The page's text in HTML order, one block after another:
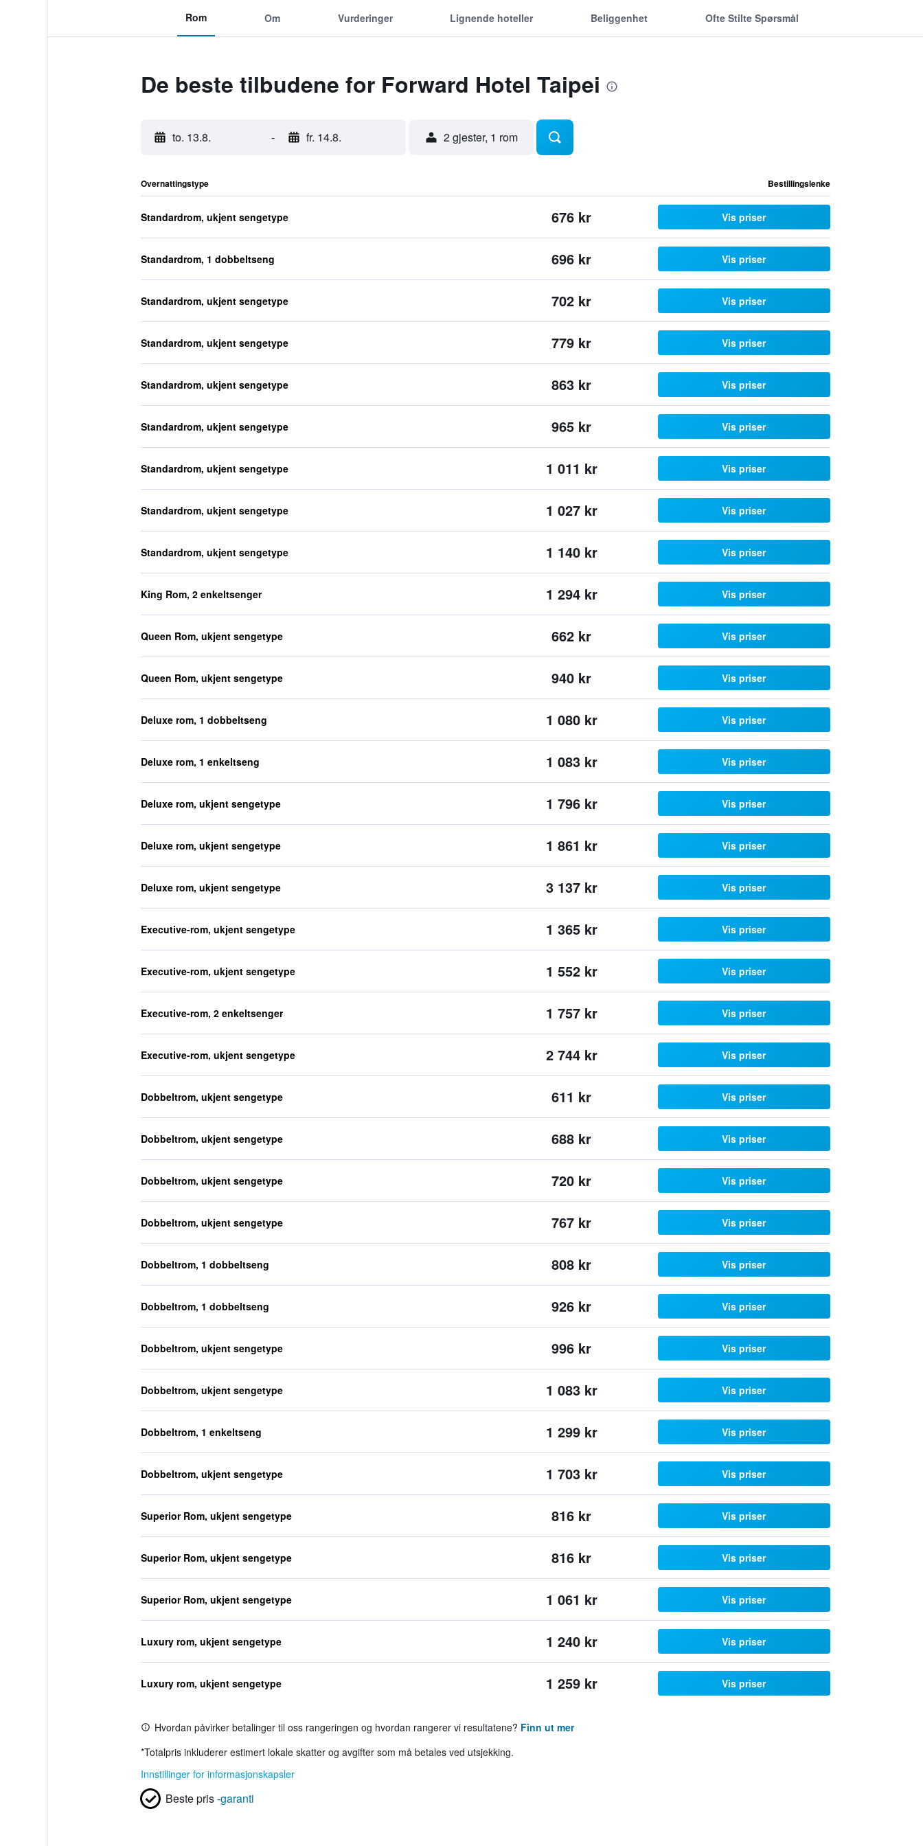
Rom Om Vurderinger Lignende hoteller Beliggenhet Ofte Stilte Spørsmål
De beste tilbudene for Forward Hotel Taipei
to. 13.8. - fr. 14.8. 2 gjester, 1 rom
Overnattingstype Bestillingslenke
Standardrom, ukjent sengetype 676 kr Vis priser
Standardrom, 1 dobbeltseng 696 kr Vis priser
Standardrom, ukjent sengetype 702 kr Vis priser
Standardrom, ukjent sengetype 779 kr Vis priser
Standardrom, ukjent sengetype 863 kr Vis priser
Standardrom, ukjent sengetype 965 kr Vis priser
Standardrom, ukjent sengetype 1 011 kr Vis priser
Standardrom, ukjent sengetype 1 027 kr Vis priser
Standardrom, ukjent sengetype 1 140 kr Vis priser
King Rom, 2 enkeltsenger 1 294 kr Vis priser
Queen Rom, ukjent sengetype 662 kr Vis priser
Queen Rom, ukjent sengetype 940 kr Vis priser
Deluxe rom, 1 dobbeltseng 1 080 kr Vis priser
Deluxe rom, 1 enkeltseng 1 083 kr Vis priser
Deluxe rom, ukjent sengetype 1 796 kr Vis priser
Deluxe rom, ukjent sengetype 1 861 kr Vis priser
Deluxe rom, ukjent sengetype 3 137 kr Vis priser
Executive-rom, ukjent sengetype 1 365 kr Vis priser
Executive-rom, ukjent sengetype 1 552 kr Vis priser
Executive-rom, 2 enkeltsenger 1 757 kr Vis priser
Executive-rom, ukjent sengetype 2 744 kr Vis priser
Dobbeltrom, ukjent sengetype 611 kr Vis priser
Dobbeltrom, ukjent sengetype 688 kr Vis priser
Dobbeltrom, ukjent sengetype 720 kr Vis priser
Dobbeltrom, ukjent sengetype 767 kr Vis priser
Dobbeltrom, 1 dobbeltseng 808 kr Vis priser
Dobbeltrom, 1 dobbeltseng 926 kr Vis priser
Dobbeltrom, ukjent sengetype 996 kr Vis priser
Dobbeltrom, ukjent sengetype 1 083 kr Vis priser
Dobbeltrom, 1 enkeltseng 1 299 kr Vis priser
Dobbeltrom, ukjent sengetype 1 703 kr Vis priser
Superior Rom, ukjent sengetype 816 kr Vis priser
Superior Rom, ukjent sengetype 816 kr Vis priser
Superior Rom, ukjent sengetype 1 061 kr Vis priser
Luxury rom, ukjent sengetype 1 240 kr Vis priser
Luxury rom, ukjent sengetype 1 259 kr Vis priser
Hvordan påvirker betalinger til oss rangeringen og hvordan rangerer vi resultatene? Finn ut mer
*Totalpris inkluderer estimert lokale skatter og avgifter som må betales ved utsjekking.
Innstillinger for informasjonskapsler
Beste pris-garanti